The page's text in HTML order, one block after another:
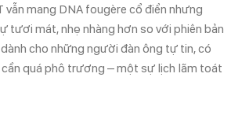
vẫn mang DNA fougère cổ điển nhưng
tươi mát, nhẹ nhàng hơn so với phiên bản
cho những người đàn ông tự tin, có
cần quá phô trương – một sự lịch lãm toát